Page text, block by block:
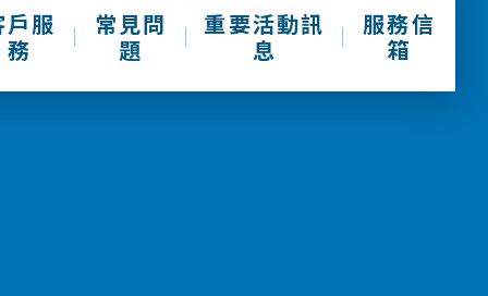
戶服
務
常見問
題
重要活動訊
息
服務信
箱